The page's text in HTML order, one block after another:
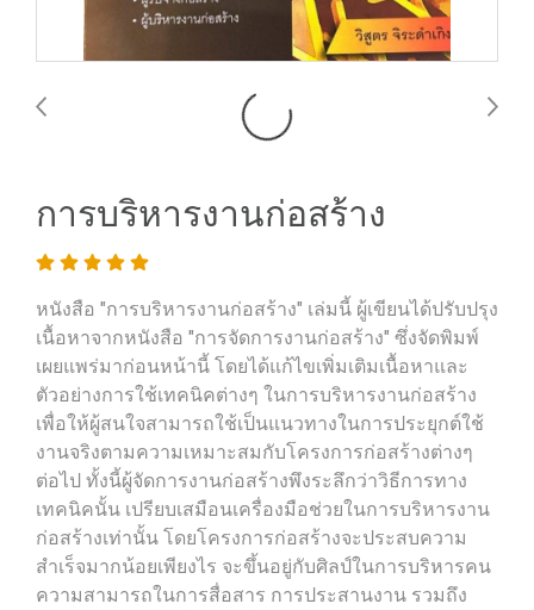
การบริหารงานก่อสร้าง
หนังสือ "การบริหารงานก่อสร้าง" เล่มนี้ ผู้เขียนได้ปรับปรุง
เนื้อหาจากหนังสือ "การจัดการงานก่อสร้าง" ซึ่งจัดพิมพ์
เผยแพร่มาก่อนหน้านี้ โดยได้แก้ไขเพิ่มเติมเนื้อหาและ
ตัวอย่างการใช้เทคนิคต่างๆ ในการบริหารงานก่อสร้าง
เพื่อให้ผู้สนใจสามารถใช้เป็นแนวทางในการประยุกต์ใช้
งานจริงตามความเหมาะสมกับโครงการก่อสร้างต่างๆ
ต่อไป ทั้งนี้ผู้จัดการงานก่อสร้างพึงระลึกว่าวิธีการทาง
เทคนิคนั้น เปรียบเสมือนเครื่องมือช่วยในการบริหารงาน
ก่อสร้างเท่านั้น โดยโครงการก่อสร้างจะประสบความ
สำเร็จมากน้อยเพียงไร จะขึ้นอยู่กับศิลป์ในการบริหารคน
ความสามารถในการสื่อสาร การประสานงาน รวมถึง